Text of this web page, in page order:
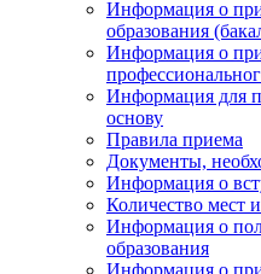
Информация о
образования
Информация о
Информация для
основу
Правила приема
Документы,
Информация о
Количество мест
Информация о
образования
Информация о